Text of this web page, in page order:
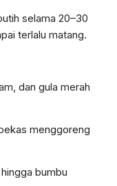
selama 20–30
terlalu matang.
dan gula merah
menggoreng
bumbu